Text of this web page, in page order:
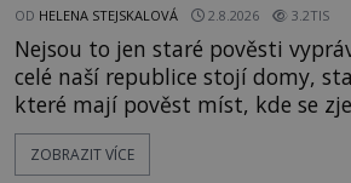
OD HELENA STEJSKALOVÁ 2.8.2026 3.2TIS
Nejsou to jen staré pověsti
celé naší republice stojí domy,
které mají pověst míst, kde se
ozývají nevysvětlitelné zvuky
jevy. Zatímco historici většinou hledají racionální
ZOBRAZIT VÍCE